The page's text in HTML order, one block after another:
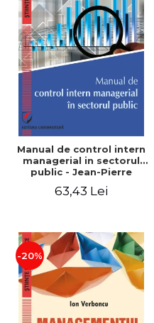
Manual de control intern
managerial in sectorul
public - Jean-Pierre
63,43 Lei
-20%